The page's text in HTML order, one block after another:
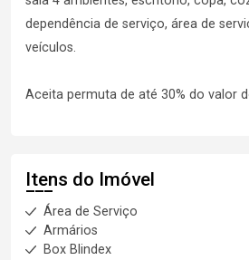
dependência de serviço, área de
veículos.
Aceita permuta de até 30% do valor
Itens do Imóvel
Área de Serviço
Armários
Box Blindex